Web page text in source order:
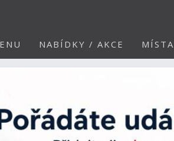
NABÍDKY / AKCE MÍSTA